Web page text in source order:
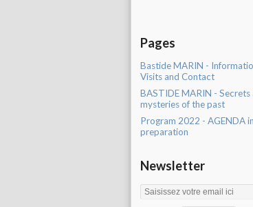
Pages
Bastide MARIN -
Visits and Contact
BASTIDE MARIN - Secrets
mysteries of the past
Program 2022 - AGENDA in
preparation
Newsletter